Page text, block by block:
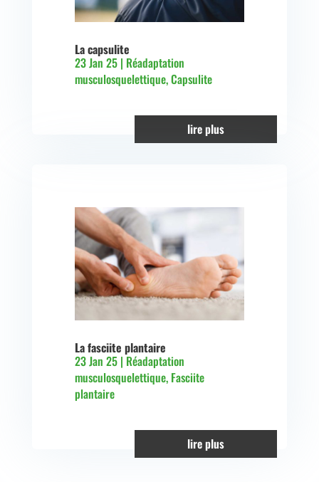
La capsulite
23 Jan 25| Réadaptation
musculosquelettique,Capsulite
lire plus
La fasciite plantaire
23 Jan 25| Réadaptation
musculosquelettique, Fasciite
plantaire
lire plus